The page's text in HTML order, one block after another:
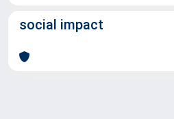
social impact